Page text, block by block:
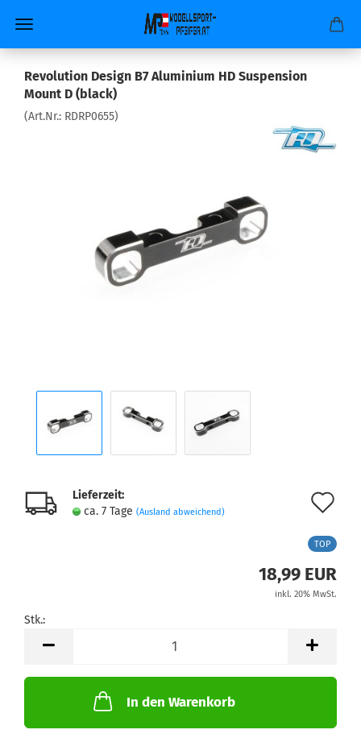
Revolution Design B7 Aluminium HD Suspension
Mount D (black)
(Art.Nr.: RDRP0655)
Lieferzeit:
ca. 7 Tage (Ausland abweichend)
TOP
18,99 EUR
inkl. 20% MwSt.
Stk.:
In den Warenkorb